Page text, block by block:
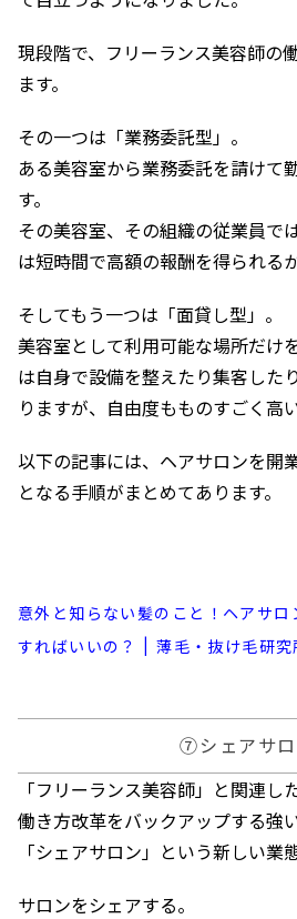
現段階で、フリーランス美容師の
ます。
その一つは「業務委託型」。
ある美容室から業務委託を請けて
す。
その美容室、その組織の従業員で
は短時間で高額の報酬を得られる
そしてもう一つは「面貸し型」。
美容室として利用可能な場所だけ
は自身で設備を整えたり集客した
りますが、自由度もものすごく高
以下の記事には、ヘアサロンを開
となる手順がまとめてあります。
意外と知らない髪のこと！ヘアサロ
すればいいの？ | 薄毛・抜け毛研究
⑦シェアサ
「フリーランス美容師」と関連し
働き方改革をバックアップする強
「シェアサロン」という新しい業
サロンをシェアする。